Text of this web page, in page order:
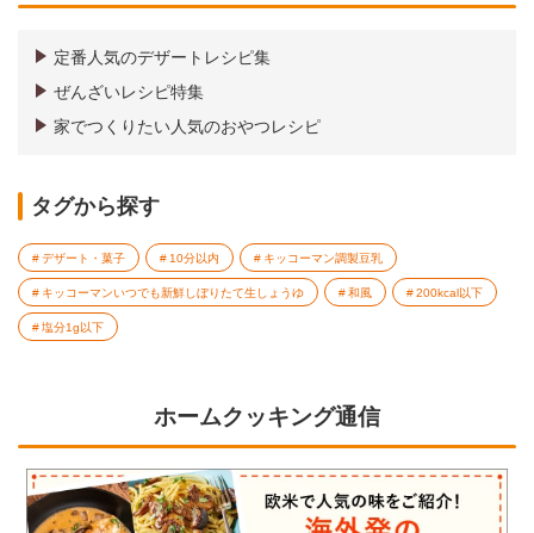
定番人気のデザートレシピ集
ぜんざいレシピ特集
家でつくりたい人気のおやつレシピ
タグから探す
デザート・菓子 10分以内 キッコーマン調製豆乳
キッコーマンいつでも新鮮しぼりたて生しょうゆ 和風 200kcal以下
塩分1g以下
ホームクッキング通信